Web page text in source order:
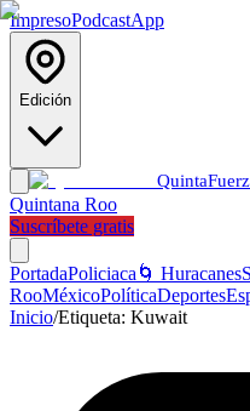
ImpresoPodcastApp
Edición
Quinta
Quintana Roo
Suscríbete gratis
PortadaPoliciaca 🌀 Huracanes
RooMéxicoPolíticaDeportes
Inicio/Etiqueta: Kuwait